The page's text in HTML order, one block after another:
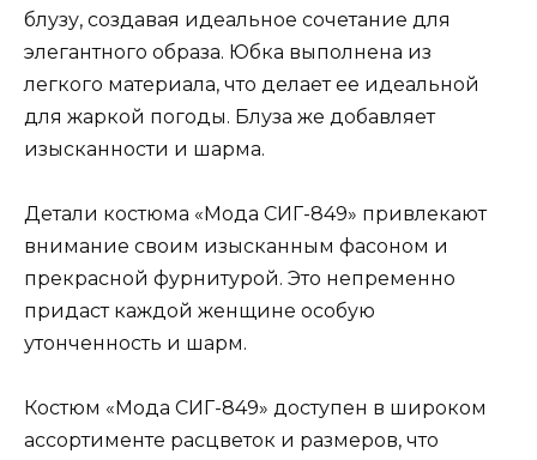
блузу, создавая идеальное сочетание для
элегантного образа. Юбка выполнена из
легкого материала, что делает ее идеальной
для жаркой погоды. Блуза же добавляет
изысканности и шарма.
Детали костюма «Мода СИГ-849» привлекают
внимание своим изысканным фасоном и
прекрасной фурнитурой. Это непременно
придаст каждой женщине особую
утонченность и шарм.
Костюм «Мода СИГ-849» доступен в широком
ассортименте расцветок и размеров, что